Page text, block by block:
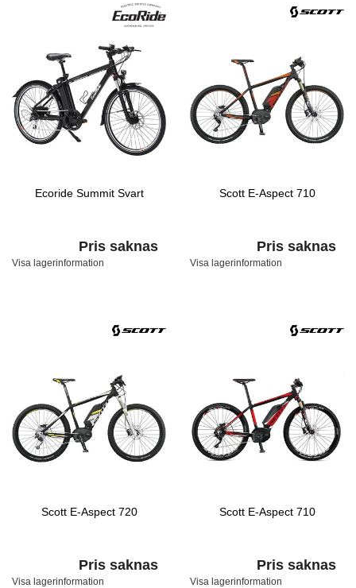
Ecoride Summit Svart
Pris saknas
Visa lagerinformation
Scott E-Aspect 710
Pris saknas
Visa lagerinformation
Scott E-Aspect 720
Pris saknas
Visa lagerinformation
Scott E-Aspect 710
Pris saknas
Visa lagerinformation